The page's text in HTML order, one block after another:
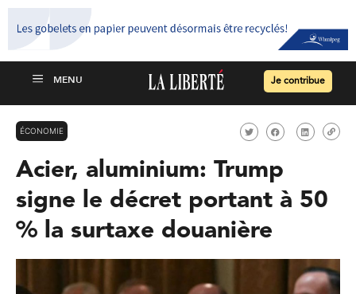
Je contribue
ÉCONOMIE
Acier, aluminium: Trump
signe le décret portant à 50
% la surtaxe douanière